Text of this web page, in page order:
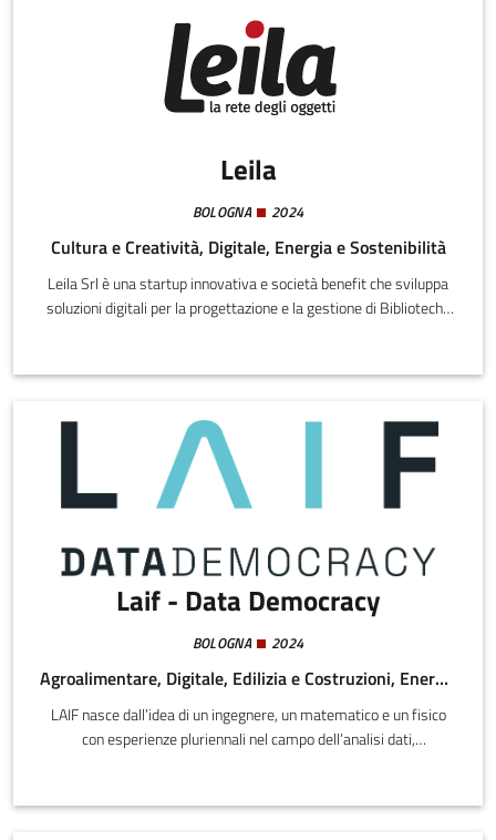
Leila
BOLOGNA 2024
Cultura e Creatività, Digitale, Energia e Sostenibilità
Leila Srl è una startup innovativa e società benefit che sviluppa
soluzioni digitali per la progettazione e la gestione di Biblioteche
Laif - Data Democracy
BOLOGNA 2024
Agroalimentare, Digitale, Edilizia e Costruzioni, Energia e Sostenibilità, Meccatronica e Materiali
LAIF nasce dall’idea di un ingegnere, un matematico e un fisico
con esperienze pluriennali nel campo dell’analisi dati,